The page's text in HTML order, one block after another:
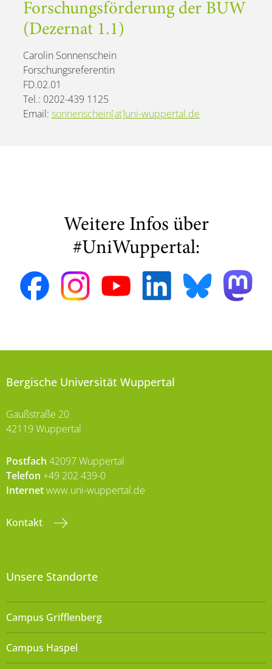
Forschungsförderung der BUW
(Dezernat 1.1)
Carolin Sonnenschein
Forschungsreferentin
FD.02.01
Tel.: 0202-439 1125
Email: sonnenschein[at]uni-wuppertal.de
Weitere Infos über
#UniWuppertal:
Bergische Universität Wuppertal
Gaußstraße 20
42119 Wuppertal
Postfach 42097 Wuppertal
Telefon +49 202 439-0
Internetwww.uni-wuppertal.de
Kontakt
Unsere Standorte
Campus Grifflenberg
Campus Haspel